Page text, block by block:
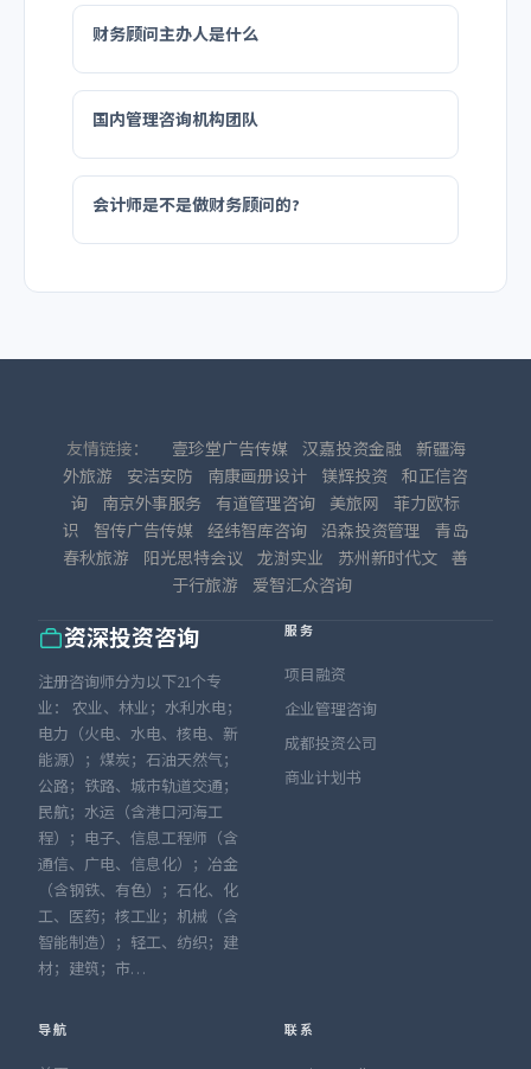
财务顾问主办人是什么
国内管理咨询机构团队
会计师是不是做财务顾问的?
友情链接： 壹珍堂广告传媒 汉嘉投资金融
新疆海
外旅游
安洁安防 南康画册设计 镁辉投资 和正信咨
询
南京外事服务 有道管理咨询 美旅网
菲力欧标
识
智传广告传媒 经纬智库咨询 沿森投资管理
青岛
春秋旅游
阳光思特会议 龙澍实业 苏州新时代文 善
于行旅游
爱智汇众咨询
资深投资咨询
注册咨询师分为以下21个专
业： 农业、林业；水利水电；
电力（火电、水电、核电、新
能源）；煤炭；石油天然气；
公路；铁路、城市轨道交通；
民航；水运（含港口河海工
程）；电子、信息工程师（含
通信、广电、信息化）；冶金
（含钢铁、有色）；石化、化
工、医药；核工业；机械（含
智能制造）；轻工、纺织；建
材；建筑；市…
服务
项目融资
企业管理咨询
成都投资公司
商业计划书
导航 联系